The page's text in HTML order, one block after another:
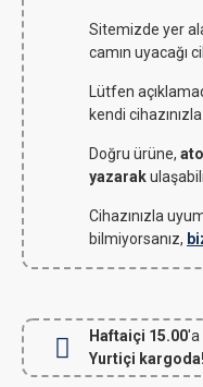
Sitemizde yer
camın uyacağı
Lütfen
kendi
Doğru ürüne,
yazarak
Cihazınızla
bilmiyorsanız,
Haftaiçi 15.00'a
Yurtiçi kargoda!